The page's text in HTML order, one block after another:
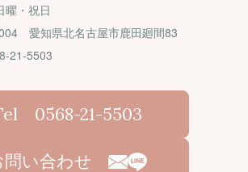
曜・祝日
愛知県北名古屋市鹿田廻間83
21-5503
0568-21-5503
問い合わせ